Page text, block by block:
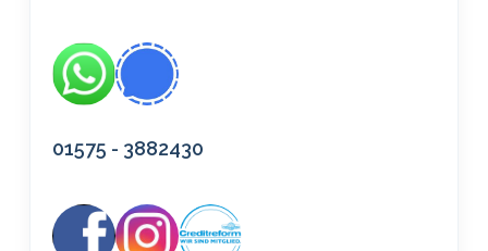
01575 - 3882430